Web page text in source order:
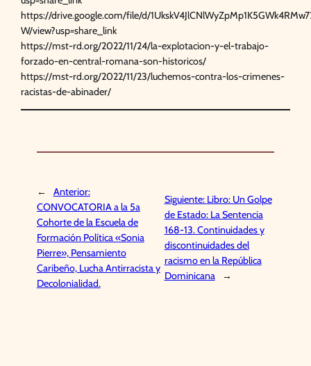
https://drive.google.com/file/d/
W/view?usp=share_link
https://mst-rd.org/2022/11/24/la-explotacion-y-el-trabajo-
forzado-en-central-romana-son-historicos/
https://mst-rd.org/2022/11/23/luchemos-contra-los-crimenes-
racistas-de-abinader/
←
Anterior:
CONVOCATORIA a la 5a
Cohorte de la Escuela de
Formación Política «Sonia
Pierre», Pensamiento
Caribeño, Lucha Antirracista y
Decolonialidad.
Siguiente: Libro: Un Golpe
de Estado: La Sentencia
168-13. Continuidades y
discontinuidades del
racismo en la República
Dominicana
→